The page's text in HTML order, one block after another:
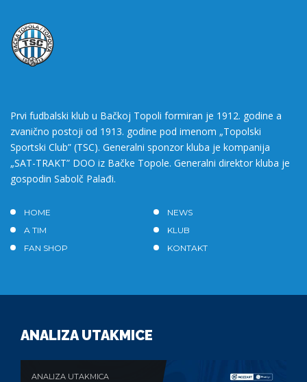
Prvi fudbalski klub u Bačkoj Topoli formiran je 1912. godine a
zvanično postoji od 1913. godine pod imenom „Topolski
Sportski Club” (TSC). Generalni sponzor kluba je kompanija
„SAT-TRAKT” DOO iz Bačke Topole. Generalni direktor kluba je
gospodin Sabolč Palađi.
HOME
NEWS
A TIM
KLUB
FAN SHOP
KONTAKT
ANALIZA UTAKMICE
ANALIZA UTAKMICA